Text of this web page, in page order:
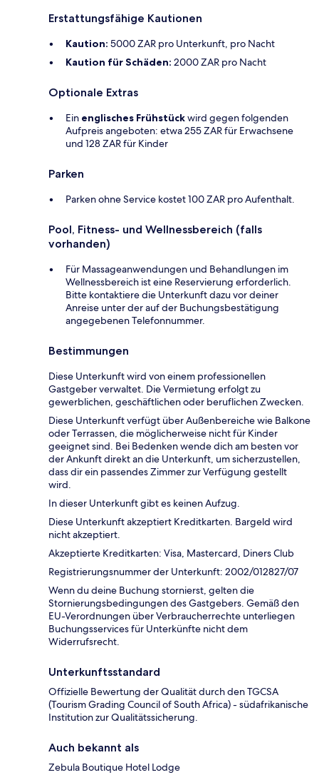
Erstattungsfähige Kautionen
Kaution: 5000 ZAR pro Unterkunft, pro Nacht
Kaution für Schäden: 2000 ZAR pro Nacht
Optionale Extras
Ein englisches Frühstückwird gegen folgenden
Aufpreis angeboten: etwa 255 ZAR für Erwachsene
und 128 ZAR für Kinder
Parken
Parken ohne Service kostet 100 ZAR pro Aufenthalt.
Pool, Fitness- und Wellnessbereich (falls
vorhanden)
Für Massageanwendungen und Behandlungen im
Wellnessbereich ist eine Reservierung erforderlich.
Bitte kontaktiere die Unterkunft dazu vor deiner
Anreise unter der auf der Buchungsbestätigung
angegebenen Telefonnummer.
Bestimmungen
Diese Unterkunft wird von einem professionellen
Gastgeber verwaltet. Die Vermietung erfolgt zu
gewerblichen, geschäftlichen oder beruflichen Zwecken.
Diese Unterkunft verfügt über Außenbereiche wie Balkone
oder Terrassen, die möglicherweise nicht für Kinder
geeignet sind. Bei Bedenken wende dich am besten vor
der Ankunft direkt an die Unterkunft, um sicherzustellen,
dass dir ein passendes Zimmer zur Verfügung gestellt
wird.
In dieser Unterkunft gibt es keinen Aufzug.
Diese Unterkunft akzeptiert Kreditkarten. Bargeld wird
nicht akzeptiert.
Akzeptierte Kreditkarten: Visa, Mastercard, Diners Club
Registrierungsnummer der Unterkunft: 2002/012827/07
Wenn du deine Buchung stornierst, gelten die
Stornierungsbedingungen des Gastgebers. Gemäß den
EU-Verordnungen über Verbraucherrechte unterliegen
Buchungsservices für Unterkünfte nicht dem
Widerrufsrecht.
Unterkunftsstandard
Offizielle Bewertung der Qualität durch den TGCSA
(Tourism Grading Council of South Africa) - südafrikanische
Institution zur Qualitätssicherung.
Auch bekannt als
Zebula Boutique Hotel Lodge